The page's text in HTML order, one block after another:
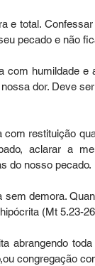
e total.
pecado e não
humildade e
dor. Deve
restituição
aclarar a
do nosso pecado.
demora.
(Mt 5.23-
abrangendo
congregação